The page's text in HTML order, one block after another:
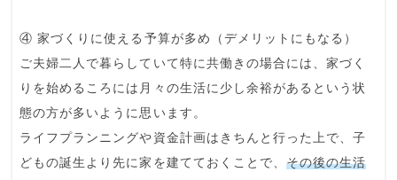
④ 家づくりに使える予算が多め（デメリットにもなる）
ご夫婦二人で暮らしていて特に共働きの場合には、家づく
りを始めるころには月々の生活に少し余裕があるという状
態の方が多いように思います。
ライフプランニングや資金計画はきちんと行った上で、子
どもの誕生より先に家を建てておくことで、 その後の生活